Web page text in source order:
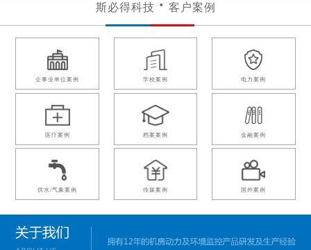
斯必得科技 客户案例
企事业单位案例 学校案例 电力案例
医疗案例 档案案例 金融案例
供水/气象案例 传媒案例 国外案例